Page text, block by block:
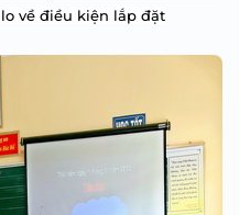
về điều kiện lắp đặt